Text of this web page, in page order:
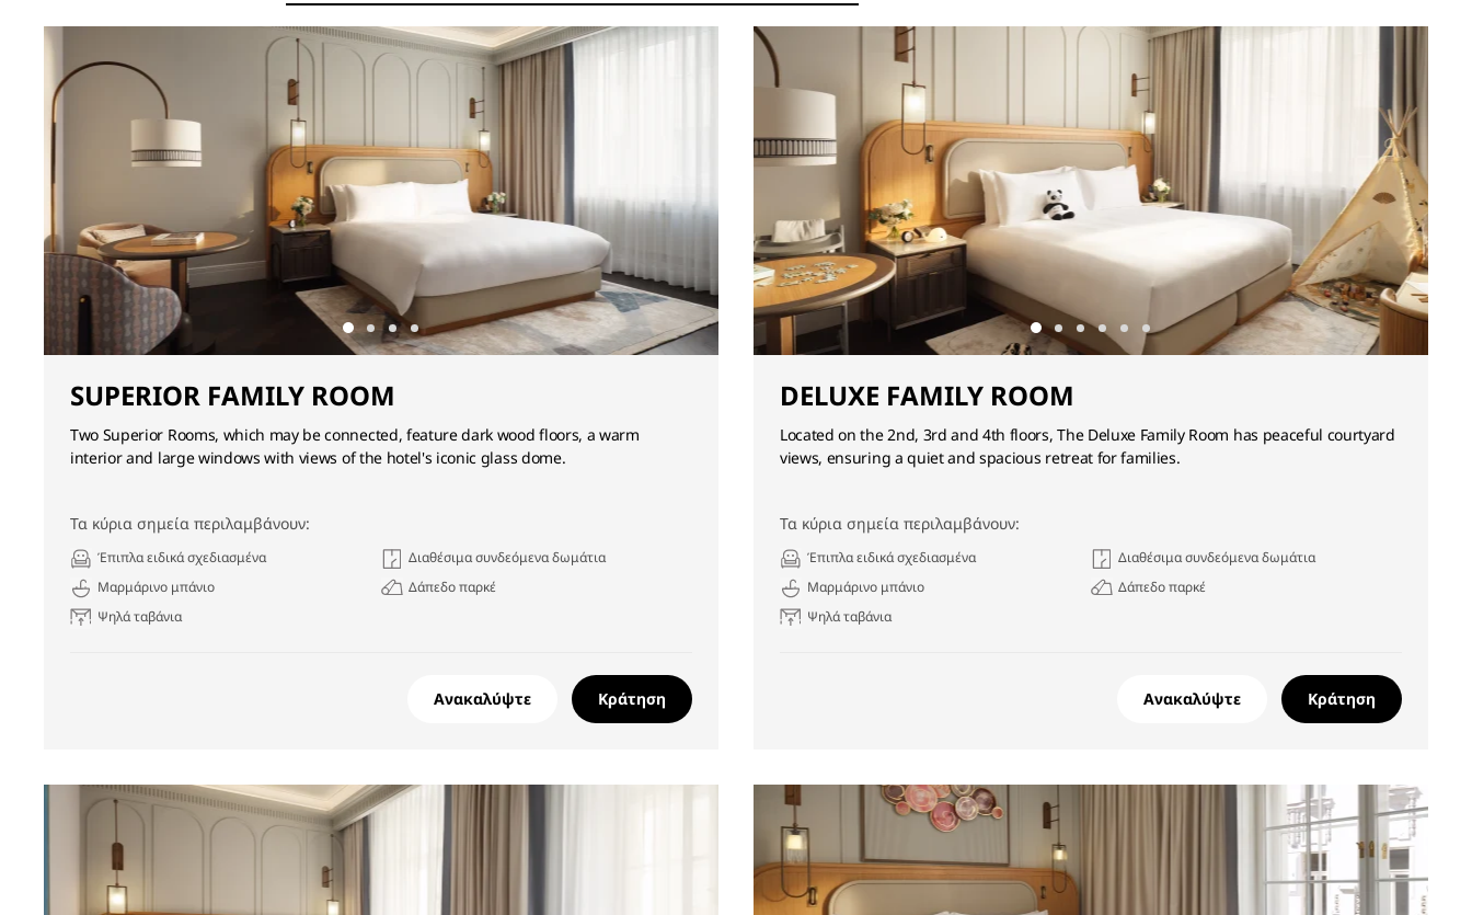
SUPERIOR FAMILY ROOM
Two Superior Rooms, which may be connected, feature dark wood floors, a warm
interior and large windows with views of the hotel's iconic glass dome.
Τα κύρια σημεία περιλαμβάνουν:
Έπιπλα ειδικά σχεδιασμένα
Διαθέσιμα συνδεόμενα δωμάτια
Μαρμάρινο μπάνιο
Δάπεδο παρκέ
Ψηλά ταβάνια
Ανακαλύψτε Κράτηση
DELUXE FAMILY ROOM
Located on the 2nd, 3rd and 4th floors, The Deluxe Family Room has peaceful courtyard
views, ensuring a quiet and spacious retreat for families.
Τα κύρια σημεία περιλαμβάνουν:
Έπιπλα ειδικά σχεδιασμένα
Διαθέσιμα συνδεόμενα δωμάτια
Μαρμάρινο μπάνιο
Δάπεδο παρκέ
Ψηλά ταβάνια
Ανακαλύψτε Κράτηση